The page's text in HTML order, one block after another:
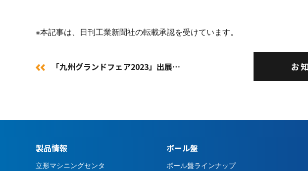
※本記事は、日刊工業新聞社の転載承認を受けています。
「九州グランドフェア2023」出展… お
製品情報
立形マシニングセンタ
ボール盤
ボール盤ラインナップ